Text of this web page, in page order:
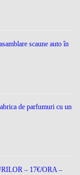
scaune auto în
de parfumuri cu un
– 17€/ORA –